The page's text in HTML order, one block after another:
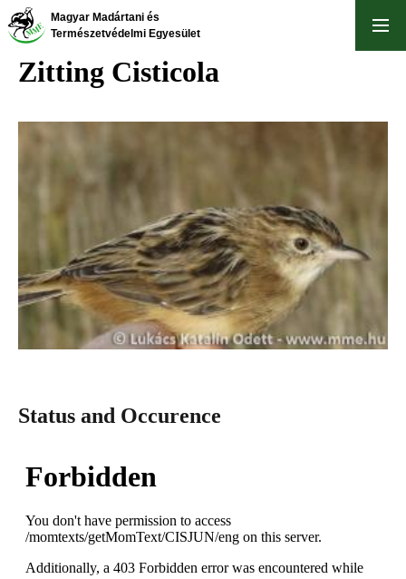
Skip
to
content
Magyar Madártani és
Természetvédelmi Egyesület
Zitting Cisticola
Status and Occurence